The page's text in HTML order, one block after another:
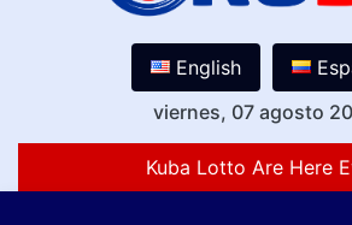
English
viernes, 07 agosto
Kuba Lotto Are Here